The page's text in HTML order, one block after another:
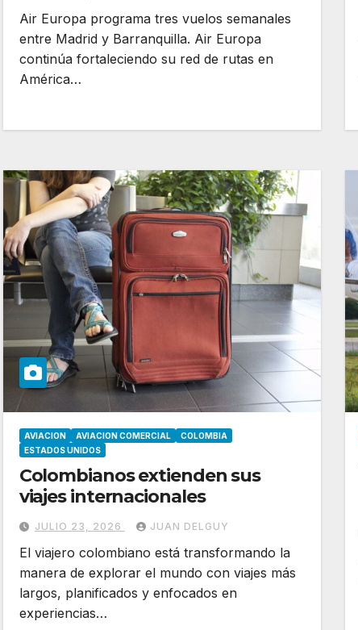
Air Europa programa tres vuelos semanales
entre Madrid y Barranquilla. Air Europa
continúa fortaleciendo su red de rutas en
América…
AVIACION AVIACION COMERCIAL
COLOMBIA
ESTADOS UNIDOS
Colombianos extienden sus
viajes internacionales
JULIO 23, 2026 JUAN DELGUY
El viajero colombiano está transformando la
manera de explorar el mundo con viajes más
largos, planificados y enfocados en
experiencias…